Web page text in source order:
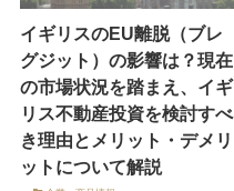
イギリスのEU離脱（ブレ
グジット）の影響は？現在
の市場状況を踏まえ、イギ
リス不動産投資を検討すべ
き理由とメリット・デメリ
ットについて解説